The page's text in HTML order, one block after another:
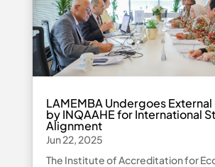
LAMEMBA Undergoes
by INQAAHE for International
Alignment
Jun 22, 2025
The Institute of Accreditation for